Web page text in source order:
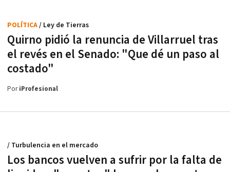
Quirno pidió la renuncia de Villarruel tras
el revés en el Senado: "Que dé un paso al
costado"
POLÍTICA/ Ley de Tierras
PoriProfesional
Los bancos vuelven a sufrir por la falta de
/ Turbulencia en el mercado